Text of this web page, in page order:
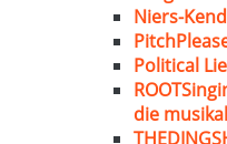
Niers-
Political
die